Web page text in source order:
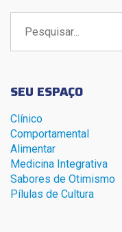
por:
SEU ESPAÇO
Clínico
Comportamental
Alimentar
Medicina Integrativa
Sabores de Otimismo
Pílulas de Cultura